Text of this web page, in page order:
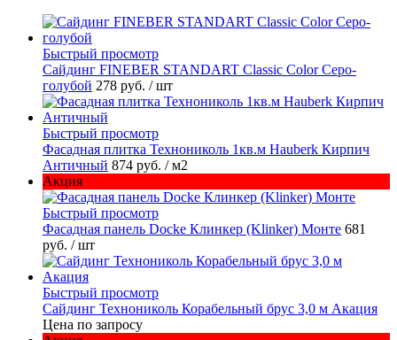
Быстрый просмотр
Cайдинг FINEBER STANDART Classic Color Серо-
голубой 278 руб. / шт
Быстрый просмотр
Фасадная плитка Технониколь 1кв.м Hauberk Кирпич
Античный 874 руб. / м2
Акция
Быстрый просмотр
Фасадная панель Docke Клинкер (Klinker) Монте 681
руб. / шт
Быстрый просмотр
Сайдинг Технониколь Корабельный брус 3,0 м Акация
Цена по запросу